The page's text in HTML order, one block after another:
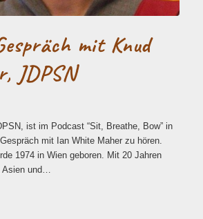
mit Knud
JDPSN
ist im Podcast “Sit, Breathe, Bow” in
mit Ian White Maher zu hören.
1974 in Wien geboren. Mit 20 Jahren
und…